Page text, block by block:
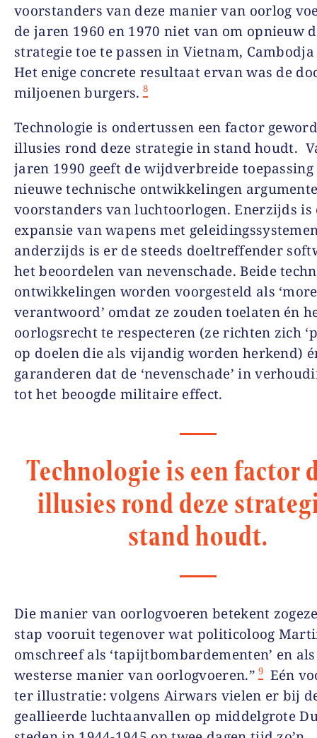
voorstanders van deze manier van oorlog
de jaren 1960 en 1970 niet van om opnieuw
strategie toe te passen in Vietnam, Cambodja
Het enige concrete resultaat ervan was de
miljoenen burgers. 8
Technologie is ondertussen een factor
illusies rond deze strategie in stand houdt.
jaren 1990 geeft de wijdverbreide
nieuwe technische ontwikkelingen
voorstanders van luchtoorlogen. Enerzijds is
expansie van wapens met
anderzijds is er de steeds doeltreffender
het beoordelen van nevenschade. Beide
ontwikkelingen worden voorgesteld als
verantwoord’ omdat ze zouden toelaten én
oorlogsrecht te respecteren (ze richten zich
op doelen die als vijandig worden herkend)
garanderen dat de ‘nevenschade’ in
tot het beoogde militaire effect.
Technologie is een factor
illusies rond deze
stand houdt.
Die manier van oorlogvoeren betekent
stap vooruit tegenover wat politicoloog
omschreef als ‘tapijtbombardementen’ en
westerse manier van oorlogvoeren.” 9 Eén
ter illustratie: volgens Airwars vielen er bij
geallieerde luchtaanvallen op middelgrote